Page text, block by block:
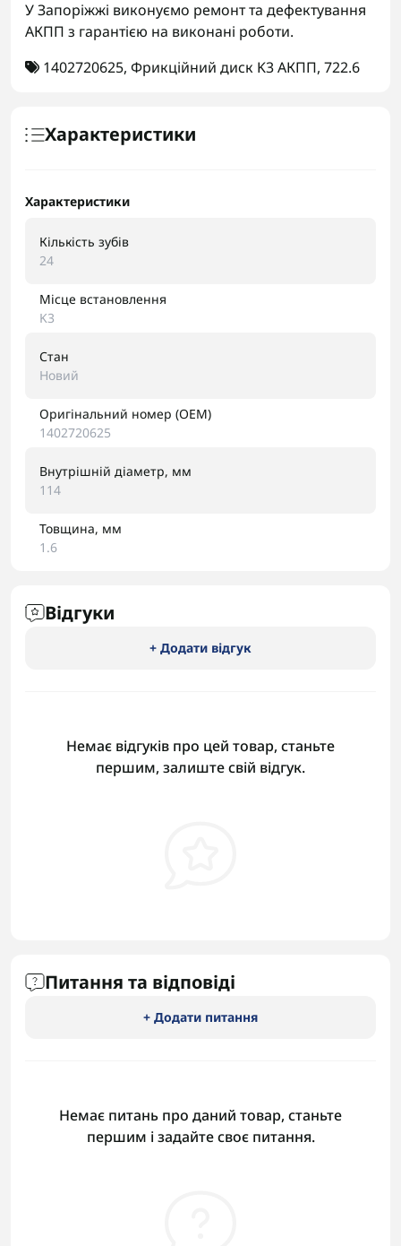
У Запоріжжі виконуємо ремонт та дефектування
АКПП з гарантією на виконані роботи.
1402720625, Фрикційний диск K3 АКПП, 722.6
Характеристики
Характеристики
Кількість зубів
24
Місце встановлення
K3
Стан
Новий
Оригінальний номер (OEM)
1402720625
Внутрішній діаметр, мм
114
Товщина, мм
1.6
Відгуки
+ Додати відгук
Немає відгуків про цей товар, станьте
першим, залиште свій відгук.
Питання та відповіді
+ Додати питання
Немає питань про даний товар, станьте
першим і задайте своє питання.